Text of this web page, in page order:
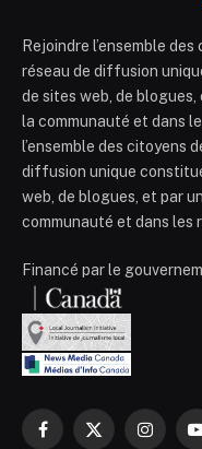
Rejoindre l’ensemble
réseau de diffusion
de sites web, de
la communauté et dans
l’ensemble des citoyens
diffusion unique
web, de blogues, et par
communauté et dans les
Financé par le
Facebook
X